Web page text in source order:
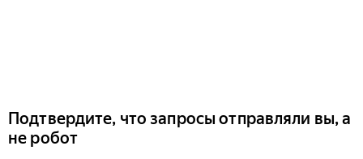
Подтвердите, что запросы отправляли вы, а
не робот